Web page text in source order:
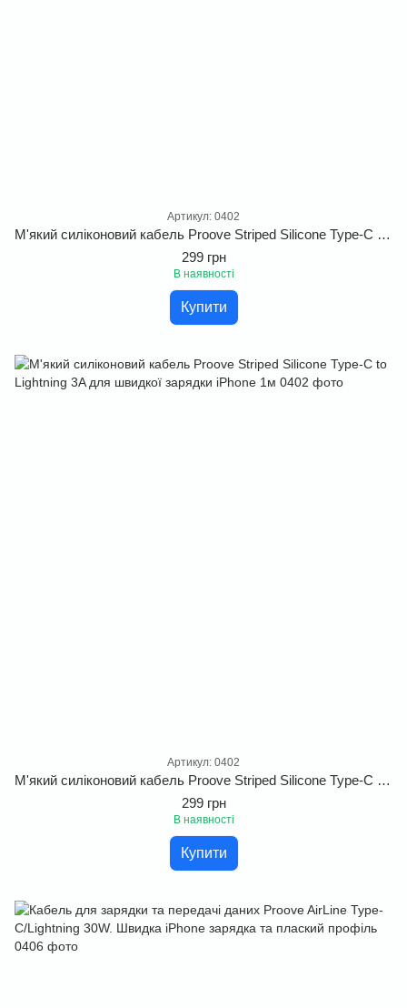
Артикул: 0402
М'який силіконовий кабель Proove Striped Silicone Type-C to Lightning 3A для швидкої зарядки iPhone 1м
299 грн
В наявності
Купити
Артикул: 0402
М'який силіконовий кабель Proove Striped Silicone Type-C to Lightning 3A для швидкої зарядки iPhone 1м
299 грн
В наявності
Купити